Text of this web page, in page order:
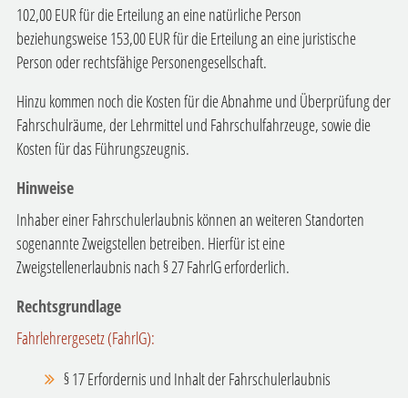
102,00 EUR für die Erteilung an eine natürliche Person
beziehungsweise 153,00 EUR für die Erteilung an eine juristische
Person oder rechtsfähige Personengesellschaft.
Hinzu kommen noch die Kosten für die Abnahme und Überprüfung der
Fahrschulräume, der Lehrmittel und Fahrschulfahrzeuge, sowie die
Kosten für das Führungszeugnis.
Hinweise
Inhaber einer Fahrschulerlaubnis können an weiteren Standorten
sogenannte Zweigstellen betreiben. Hierfür ist eine
Zweigstellenerlaubnis nach § 27FahrlGerforderlich.
Rechtsgrundlage
Fahrlehrergesetz (FahrlG):
§ 17 Erfordernis und Inhalt der Fahrschulerlaubnis